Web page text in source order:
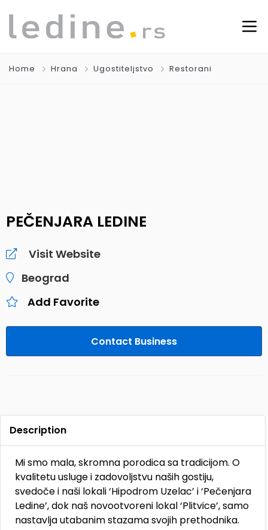
Home Hrana Ugostiteljstvo Restorani
PEČENJARA LEDINE
Visit Website
Beograd
Add Favorite
Contact Business
Description
Mi smo mala, skromna porodica sa tradicijom. O
kvalitetu usluge i zadovoljstvu naših gostiju,
svedoče i naši lokali ‘Hipodrom Uzelac’ i ‘Pečenjara
Ledine’, dok naš novootvoreni lokal ‘Plitvice’, samo
nastavlja utabanim stazama svojih prethodnika.